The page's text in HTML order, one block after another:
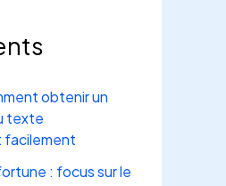
obtenir un
texte
: focus sur le